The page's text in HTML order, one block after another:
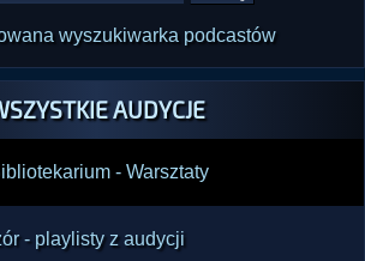
wyszukiwarka podcastów
AUDYCJE
- Warsztaty
- playlisty z audycji